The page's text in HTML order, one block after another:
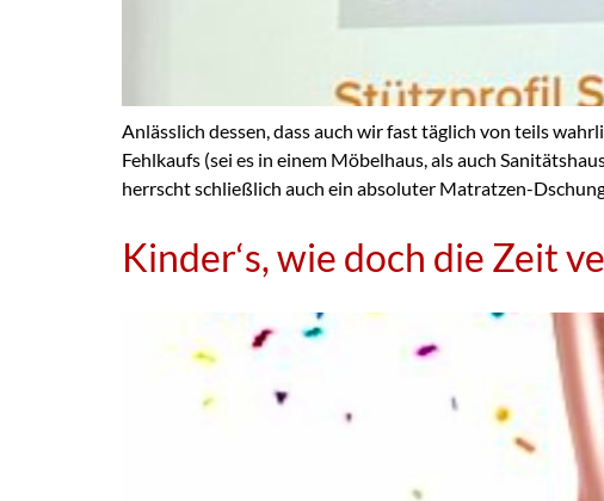
Anlässlich dessen, dass auch wir fast täglich von teils
Fehlkaufs (sei es in einem Möbelhaus, als auch
herrscht schließlich auch ein absoluter Matratzen-
Kinder‘s, wie doch die Zeit